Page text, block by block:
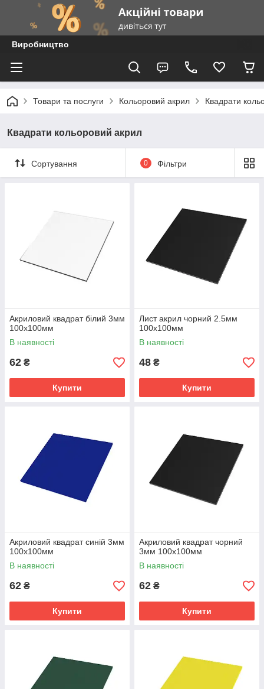
Виробництво
Товари та послуги Кольоровий акрил Квадрати
Квадрати кольоровий акрил
Сортування 0 Фільтри
Акриловий квадрат білий 3мм
100х100мм
В наявності
62 ₴
Купити
Лист акрил чорний 2.5мм
100х100мм
В наявності
48 ₴
Купити
Акриловий квадрат синій 3мм
100х100мм
В наявності
62 ₴
Купити
Акриловий квадрат чорний
3мм 100х100мм
В наявності
62 ₴
Купити